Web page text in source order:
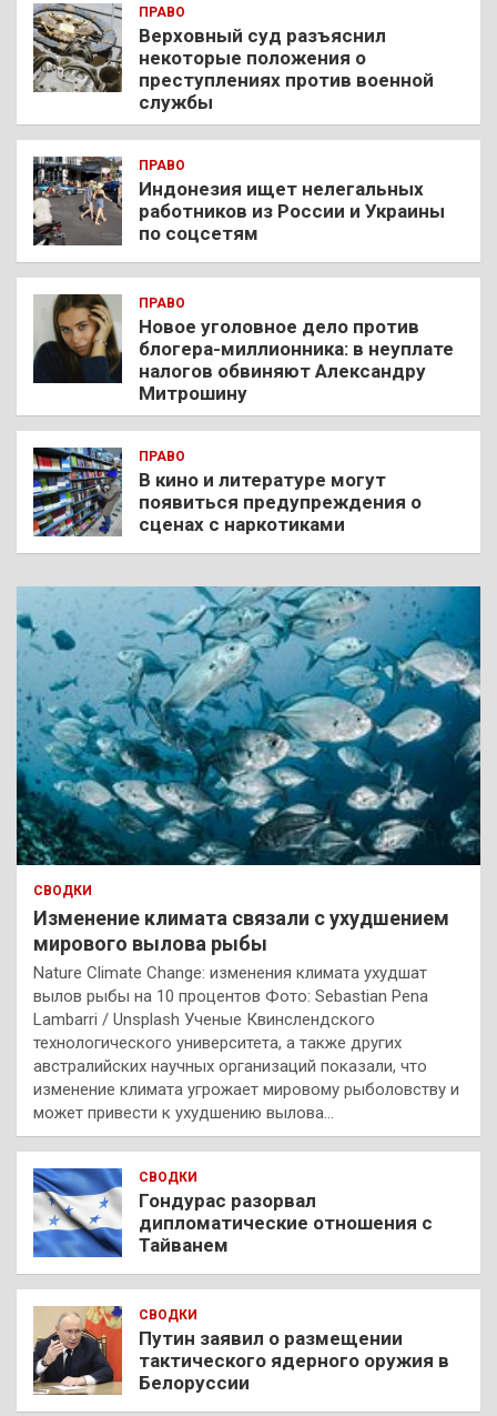
ПРАВО
Верховный суд разъяснил
некоторые положения о
преступлениях против военной
службы
ПРАВО
Индонезия ищет нелегальных
работников из России и Украины
по соцсетям
ПРАВО
Новое уголовное дело против
блогера-миллионника: в неуплате
налогов обвиняют Александру
Митрошину
ПРАВО
В кино и литературе могут
появиться предупреждения о
сценах с наркотиками
СВОДКИ
Изменение климата связали с ухудшением
мирового вылова рыбы
Nature Climate Change: изменения климата ухудшат
вылов рыбы на 10 процентов Фото: Sebastian Pena
Lambarri / Unsplash Ученые Квинслендского
технологического университета, а также других
австралийских научных организаций показали, что
изменение климата угрожает мировому рыболовству и
может привести к ухудшению вылова…
СВОДКИ
Гондурас разорвал
дипломатические отношения с
Тайванем
СВОДКИ
Путин заявил о размещении
тактического ядерного оружия в
Белоруссии